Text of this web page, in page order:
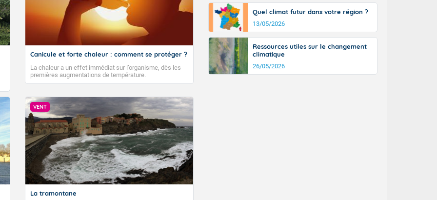
Canicule et forte chaleur : comment se protéger ?
La chaleur a un effet immédiat sur l’organisme, dès les
premières augmentations de température.
VENT
La tramontane
Quel climat futur dans votre région ?
13/05/2026
Ressources utiles sur le changement
climatique
26/05/2026